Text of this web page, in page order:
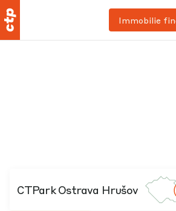
Immobilie
CTPark Ostrava Hrušov